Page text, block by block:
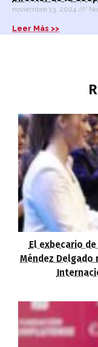
noviembre 13, 2024
Leer Más >>
El exbecario
Méndez Delgado